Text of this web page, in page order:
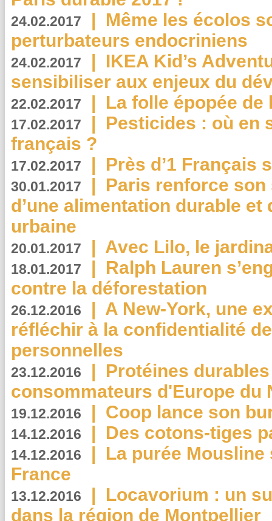
24.02.2017 | Même les écolos
perturbateurs endocriniens
24.02.2017 | IKEA Kid’s
sensibiliser aux enjeux du
22.02.2017 | La folle épopée de
17.02.2017 | Pesticides : où en
français ?
17.02.2017 | Près d’1 Français
30.01.2017 | Paris renforce
d’une alimentation durable et
urbaine
20.01.2017 | Avec Lilo, le
18.01.2017 | Ralph Lauren
contre la déforestation
26.12.2016 | A New-York, une
réfléchir à la confidentialité
personnelles
23.12.2016 | Protéines
consommateurs d'Europe du
19.12.2016 | Coop lance son
14.12.2016 | Des cotons-tiges
14.12.2016 | La purée
France
13.12.2016 | Locavorium : un
dans la région de Montpellier